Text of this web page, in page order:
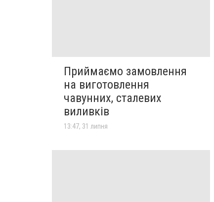
Приймаємо замовлення
на виготовлення
чавунних, сталевих
виливків
13:47, 31 липня